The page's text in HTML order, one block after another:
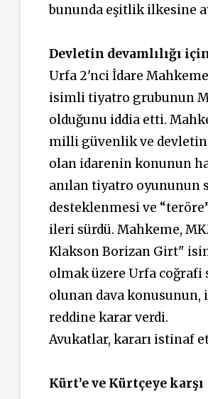
bununda eşitlik ilkesine
Devletin devamlılığı
Urfa 2'nci İdare
isimli tiyatro grubunun
olduğunu iddia etti.
milli güvenlik ve devletin
olan idarenin konunun
anılan tiyatro oyununun
desteklenmesi ve
ileri sürdü. Mahkeme,
Klakson Borizan Girt"
olmak üzere Urfa coğrafi
olunan dava konusunun,
reddine karar verdi.
Avukatlar, kararı istinaf
Kürt’e ve Kürtçeye karşı